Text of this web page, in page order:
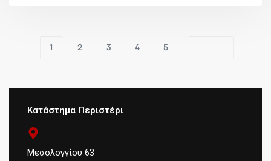
1 2 3 4 5
Κατάστημα Περιστέρι
Μεσολογγίου 63